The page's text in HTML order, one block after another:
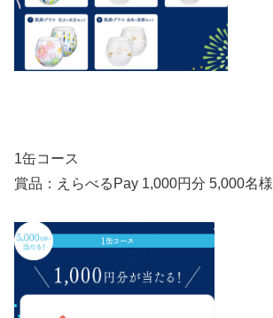
1缶コース
賞品：えらべるPay 1,000円分 5,000名様